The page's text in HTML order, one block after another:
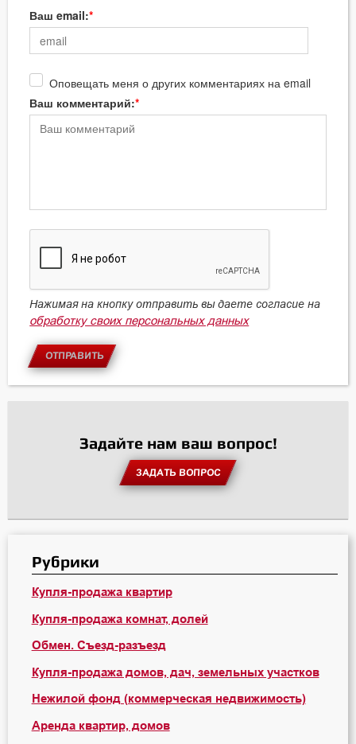
Ваш email:
Оповещать меня о других комментариях на email
Ваш комментарий:
Нажимая на кнопку отправить вы даете согласие на
обработку своих персональных данных
ОТПРАВИТЬ
Задайте нам ваш вопрос!
ЗАДАТЬ ВОПРОС
Рубрики
Купля-продажа квартир
Купля-продажа комнат, долей
Обмен. Съезд-разъезд
Купля-продажа домов, дач, земельных участков
Нежилой фонд (коммерческая недвижимость)
Аренда квартир, домов